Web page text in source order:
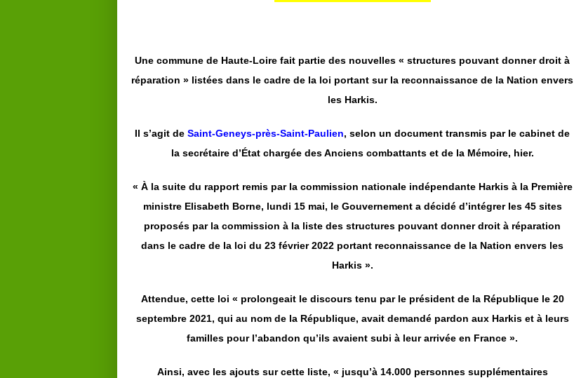
Une commune de Haute-Loire fait partie des nouvelles « structures pouvant donner droit à
réparation » listées dans le cadre de la loi portant sur la reconnaissance de la Nation envers
les Harkis.
Il s’agit de Saint-Geneys-près-Saint-Paulien, selon un document transmis par le cabinet de
la secrétaire d’État chargée des Anciens combattants et de la Mémoire, hier.
« À la suite du rapport remis par la commission nationale indépendante Harkis à la Première
ministre Elisabeth Borne, lundi 15 mai, le Gouvernement a décidé d’intégrer les 45 sites
proposés par la commission à la liste des structures pouvant donner droit à réparation
dans le cadre de la loi du 23 février 2022 portant reconnaissance de la Nation envers les
Harkis ».
Attendue, cette loi « prolongeait le discours tenu par le président de la République le 20
septembre 2021, qui au nom de la République, avait demandé pardon aux Harkis et à leurs
familles pour l’abandon qu’ils avaient subi à leur arrivée en France ».
Ainsi, avec les ajouts sur cette liste, « jusqu’à 14.000 personnes supplémentaires